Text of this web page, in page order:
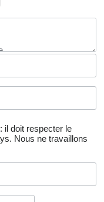
il doit respecter le
Nous ne travaillons